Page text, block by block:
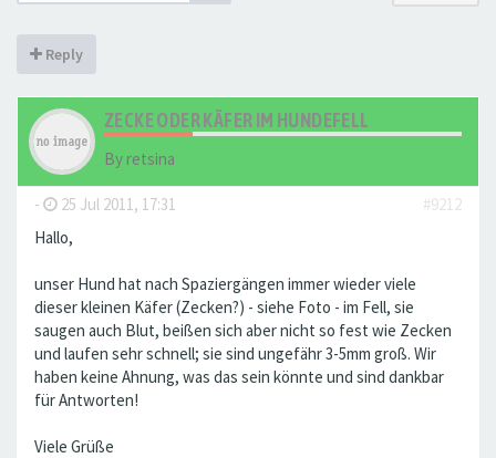
Reply
ZECKE ODER KÄFER IM HUNDEFELL
By retsina
- 25 Jul 2011, 17:31
#9212
Hallo,
unser Hund hat nach Spaziergängen immer wieder viele
dieser kleinen Käfer (Zecken?) - siehe Foto - im Fell, sie
saugen auch Blut, beißen sich aber nicht so fest wie Zecken
und laufen sehr schnell; sie sind ungefähr 3-5mm groß. Wir
haben keine Ahnung, was das sein könnte und sind dankbar
für Antworten!
Viele Grüße